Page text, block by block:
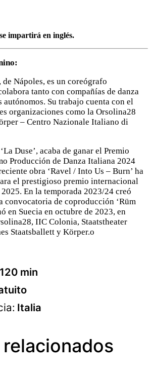
impartirá en inglés.
Nápoles, es un coreógrafo
tanto con compañías de danza
Su trabajo cuenta con el
organizaciones como la Orsolina28
– Centro Nazionale Italiano di
Duse’, acaba de ganar el Premio
Producción de Danza Italiana 2024
obra ‘Ravel / Into Us – Burn’ ha
el prestigioso premio internacional
En la temporada 2023/24 creó
convocatoria de coproducción ‘Rüm
en Suecia en octubre de 2023, en
IIC Colonia, Staatstheater
Staatsballett y Körper.o
120 min
Italia